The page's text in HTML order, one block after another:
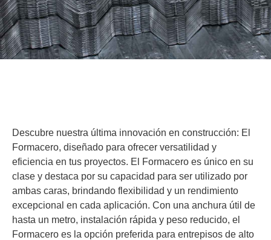
Descubre nuestra última innovación en construcción: El
Formacero, diseñado para ofrecer versatilidad y
eficiencia en tus proyectos. El Formacero es único en su
clase y destaca por su capacidad para ser utilizado por
ambas caras, brindando flexibilidad y un rendimiento
excepcional en cada aplicación. Con una anchura útil de
hasta un metro, instalación rápida y peso reducido, el
Formacero es la opción preferida para entrepisos de alto